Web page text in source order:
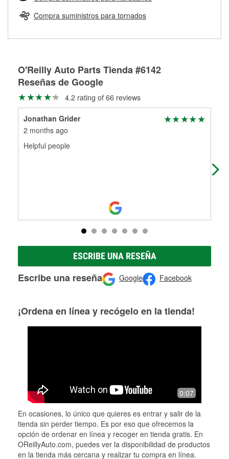
Herramientas de O'Reilly
pueden ser reutilizados, podemos ayudarte a encontrar las
partes de reemplazo correctas para tu reparación.
Rectificación de tambores y discos de freno
Compra suministros para tornados
O'Reilly Auto Parts Tienda #6142
Reseñas de Google
4.2 rating of 66 reviews
Jonathan Grider
2 months ago
Helpful people
ESCRIBE UNA RESEÑA
Escribe una reseña Google Facebook
¡Ordena en línea y recógelo en la tienda!
0:07
En ocasiones, lo único que quieres es entrar y salir de la
tienda sin perder tiempo. Es por eso que ofrecemos la
opción de ordenar en línea y recoger en tienda gratis. En
OReillyAuto.com, puedes ver la disponibilidad de productos
en la tienda más cercana y realizar tu compra en línea.